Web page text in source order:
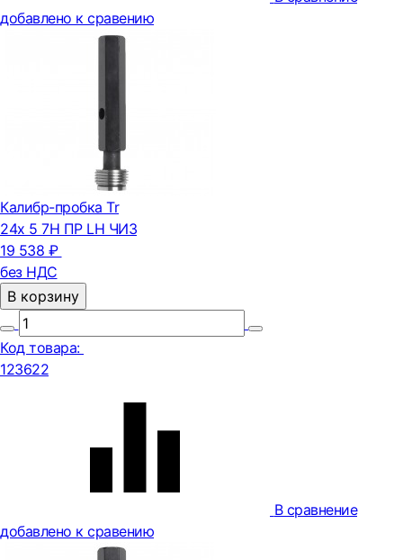
добавлено к сравению
Калибр-пробка Tr
24х 5 7H ПР LH ЧИЗ
19 538 ₽
без НДС
В корзину
Код товара:
123622
В сравнение
добавлено к сравению